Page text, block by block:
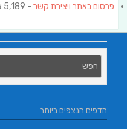
פרסום באתר ויצירת קשר - 5,189 צפיות
הדפים הנצפים ביותר